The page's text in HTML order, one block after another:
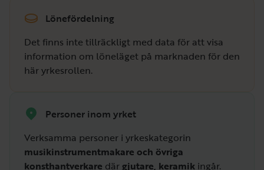
Lönefördelning
Det finns inte tillräckligt med data för att visa
information om löneläget på marknaden för den
här yrkesrollen.
Personer inom yrket
Verksamma personer i yrkeskategorin
musikinstrumentmakare och övriga
konsthantverkare där gjutare, keramik ingår.